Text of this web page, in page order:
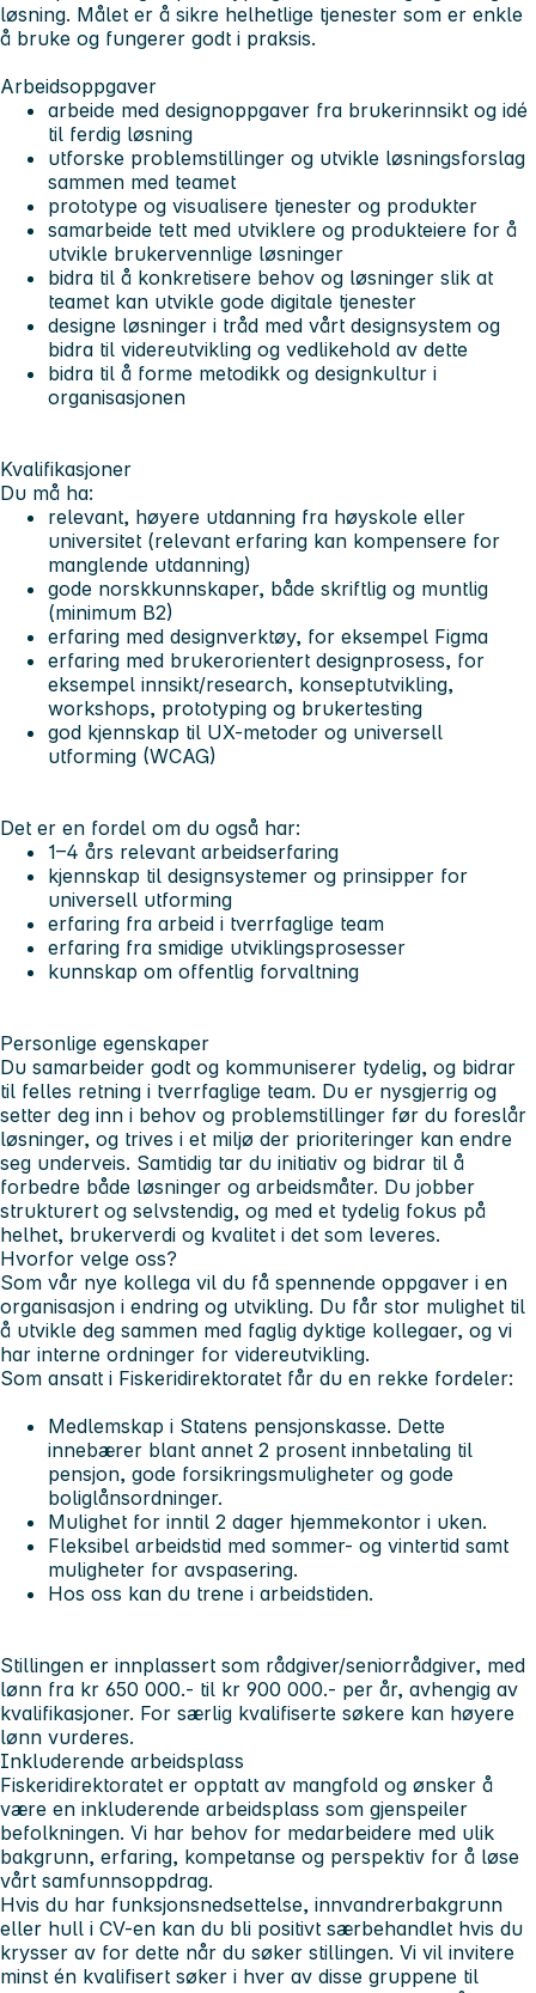
løsning. Målet er å sikre helhetlige tjenester som er enkle
å bruke og fungerer godt i praksis.
Arbeidsoppgaver
arbeide med designoppgaver fra brukerinnsikt og idé
til ferdig løsning
utforske problemstillinger og utvikle løsningsforslag
sammen med teamet
prototype og visualisere tjenester og produkter
samarbeide tett med utviklere og produkteiere for å
utvikle brukervennlige løsninger
bidra til å konkretisere behov og løsninger slik at
teamet kan utvikle gode digitale tjenester
designe løsninger i tråd med vårt designsystem og
bidra til videreutvikling og vedlikehold av dette
bidra til å forme metodikk og designkultur i
organisasjonen
Kvalifikasjoner
Du må ha:
relevant, høyere utdanning fra høyskole eller
universitet (relevant erfaring kan kompensere for
manglende utdanning)
gode norskkunnskaper, både skriftlig og muntlig
(minimum B2)
erfaring med designverktøy, for eksempel Figma
erfaring med brukerorientert designprosess, for
eksempel innsikt/research, konseptutvikling,
workshops, prototyping og brukertesting
god kjennskap til UX-metoder og universell
utforming (WCAG)
Det er en fordel om du også har:
1–4 års relevant arbeidserfaring
kjennskap til designsystemer og prinsipper for
universell utforming
erfaring fra arbeid i tverrfaglige team
erfaring fra smidige utviklingsprosesser
kunnskap om offentlig forvaltning
Personlige egenskaper
Du samarbeider godt og kommuniserer tydelig, og bidrar
til felles retning i tverrfaglige team. Du er nysgjerrig og
setter deg inn i behov og problemstillinger før du foreslår
løsninger, og trives i et miljø der prioriteringer kan endre
seg underveis. Samtidig tar du initiativ og bidrar til å
forbedre både løsninger og arbeidsmåter. Du jobber
strukturert og selvstendig, og med et tydelig fokus på
helhet, brukerverdi og kvalitet i det som leveres.
Hvorfor velge oss?
Som vår nye kollega vil du få spennende oppgaver i en
organisasjon i endring og utvikling. Du får stor mulighet til
å utvikle deg sammen med faglig dyktige kollegaer, og vi
har interne ordninger for videreutvikling.
Som ansatt i Fiskeridirektoratet får du en rekke fordeler:
Medlemskap i Statens pensjonskasse. Dette
innebærer blant annet 2 prosent innbetaling til
pensjon, gode forsikringsmuligheter og gode
boliglånsordninger.
Mulighet for inntil 2 dager hjemmekontor i uken.
Fleksibel arbeidstid med sommer- og vintertid samt
muligheter for avspasering.
Hos oss kan du trene i arbeidstiden.
Stillingen er innplassert som rådgiver/seniorrådgiver, med
lønn fra kr 650 000.- til kr 900 000.- per år, avhengig av
kvalifikasjoner. For særlig kvalifiserte søkere kan høyere
lønn vurderes.
Inkluderende arbeidsplass
Fiskeridirektoratet er opptatt av mangfold og ønsker å
være en inkluderende arbeidsplass som gjenspeiler
befolkningen. Vi har behov for medarbeidere med ulik
bakgrunn, erfaring, kompetanse og perspektiv for å løse
vårt samfunnsoppdrag.
Hvis du har funksjonsnedsettelse, innvandrerbakgrunn
eller hull i CV-en kan du bli positivt særbehandlet hvis du
krysser av for dette når du søker stillingen. Vi vil invitere
minst én kvalifisert søker i hver av disse gruppene til